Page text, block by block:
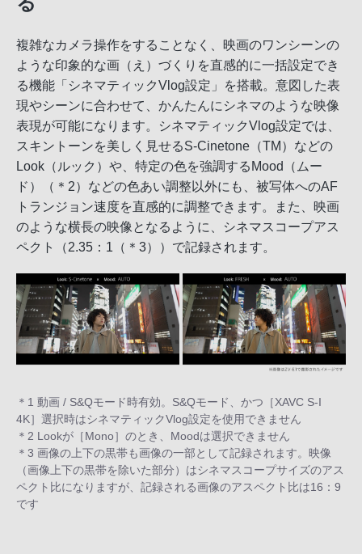
複雑なカメラ操作をすることなく、映画のワンシーンの
ような印象的な画（え）づくりを直感的に一括設定でき
る機能「シネマティックVlog設定」を搭載。意図した表
現やシーンに合わせて、かんたんにシネマのような映像
表現が可能になります。シネマティックVlog設定では、
スキントーンを美しく見せるS-Cinetone（TM）などの
Look（ルック）や、特定の色を強調するMood（ムー
ド）（＊2）などの色あい調整以外にも、被写体へのAF
トランジョン速度を直感的に調整できます。また、映画
のような横長の映像となるように、シネマスコープアス
ペクト（2.35：1（＊3））で記録されます。
＊1 動画 / S&Qモード時有効。S&Qモード、かつ［XAVC S-I
4K］選択時はシネマティックVlog設定を使用できません
＊2 Lookが［Mono］のとき、Moodは選択できません
＊3 画像の上下の黒帯も画像の一部として記録されます。映像
（画像上下の黒帯を除いた部分）はシネマスコープサイズのアス
ペクト比になりますが、記録される画像のアスペクト比は16：9
です